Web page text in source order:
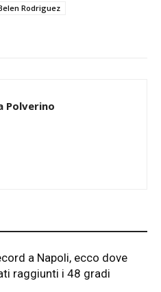
Rodriguez
Polverino
a Napoli, ecco dove
raggiunti i 48 gradi